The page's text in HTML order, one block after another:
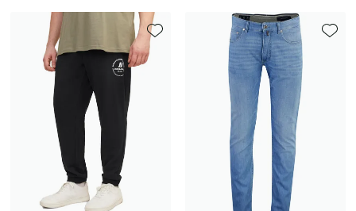
Toevoegen aan favorieten